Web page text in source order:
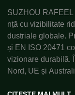
SUZHOU
nță cu vizibilitate
dustriale globale.
și EN ISO 20471
vizionare durabilă.
Nord, UE și